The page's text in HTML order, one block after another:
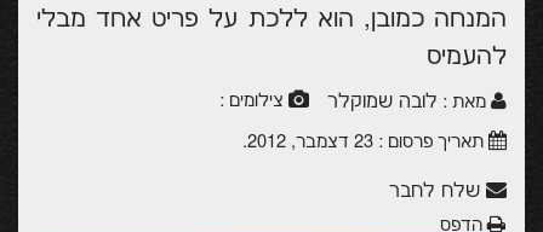
המנחה כמובן, הוא ללכת על פריט אחד מבלי
להעמיס
מאת : לובה שמוקלר
צילומים :
תאריך פרסום : 23 דצמבר, 2012 .
שלח לחבר
הדפס